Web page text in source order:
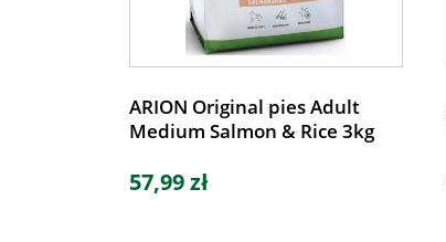
ARION Original pies Adult
Medium Salmon & Rice 3kg
57,99 zł